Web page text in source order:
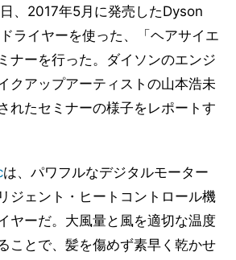
、2017年5月に発売したDyson
ライヤーを使った、「ヘアサイエ
ナーを行った。ダイソンのエンジ
クアップアーティストの山本浩未
れたセミナーの様子をレポートす
は、パワフルなデジタルモーター
ジェント・ヒートコントロール機
ヤーだ。大風量と風を適切な温度
ことで、髪を傷めず素早く乾かせ